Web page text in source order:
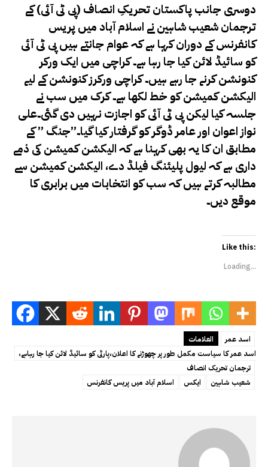
دوسری جانبپاکستان تحریکِ انصاف (پی ٹی آئی) کے
ترجمان شعیب شاہین نے اسلام آباد میں پریس
کانفرنس کے دوران کہا ہے کہ عوام جانتے ہیں پی ٹی آئی
کو سائیڈ لائن کیا جا رہا ہے۔کراچی میں ایک ورکر
کنونشن کرنے جا رہے ہیں۔کراچی ورکرز کنونشن کے لیے
الیکشن کمیشن کو خط لکھا ہے۔کرک میں سب نے
جلسہ کیا لیکن پی ٹی آئی کو اجازت نہیں دی گئی۔علی
نواز اعوان اور عامر ڈوگر کو گرفتار کیا گیا۔”جنگ ” کے
مطابق ان کا یہ بھی کہنا ہے کہ الیکشن کمیشن کی ذمے
داری ہے کہ لیول پلیئنگ فیلڈ دے، الیکشن کمیشن سے
مطالبہ کرتے ہیں کہ سب کو انتخابات میں برابری کا
موقع دیں۔
Like this:
Loading...
العلامات
اسد عمر
اسد عمر کا سیاست مکمل طور پر چھوڑنے کا اعلان،پارٹی کو سائیڈ لائن کیا جا رہاہے،
ترجمان تحریک انصاف
اسلام آباد میں پریس کانفرنس
ایکس شعیب شاہین